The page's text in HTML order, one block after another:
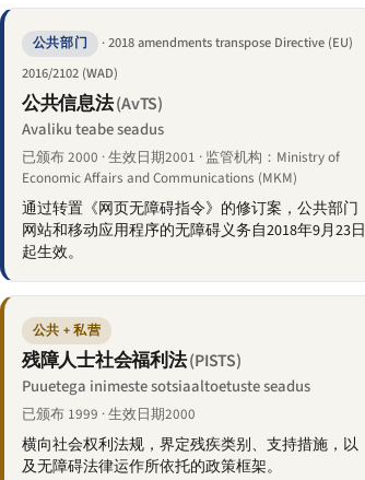
公共部门
· 2018 amendments transpose Directive (EU)
2016/2102 (WAD)
公共信息法(AvTS)
Avaliku teabe seadus
已颁布 2000 · 生效日期2001 · 监管机构：Ministry of
Economic Affairs and Communications (MKM)
通过转置《网页无障碍指令》的修订案，公共部门
网站和移动应用程序的无障碍义务自2018年9月23日
起生效。
公共 + 私营
残障人士社会福利法(PISTS)
Puuetega inimeste sotsiaaltoetuste seadus
已颁布 1999 · 生效日期2000
横向社会权利法规，界定残疾类别、支持措施，以
及无障碍法律运作所依托的政策框架。